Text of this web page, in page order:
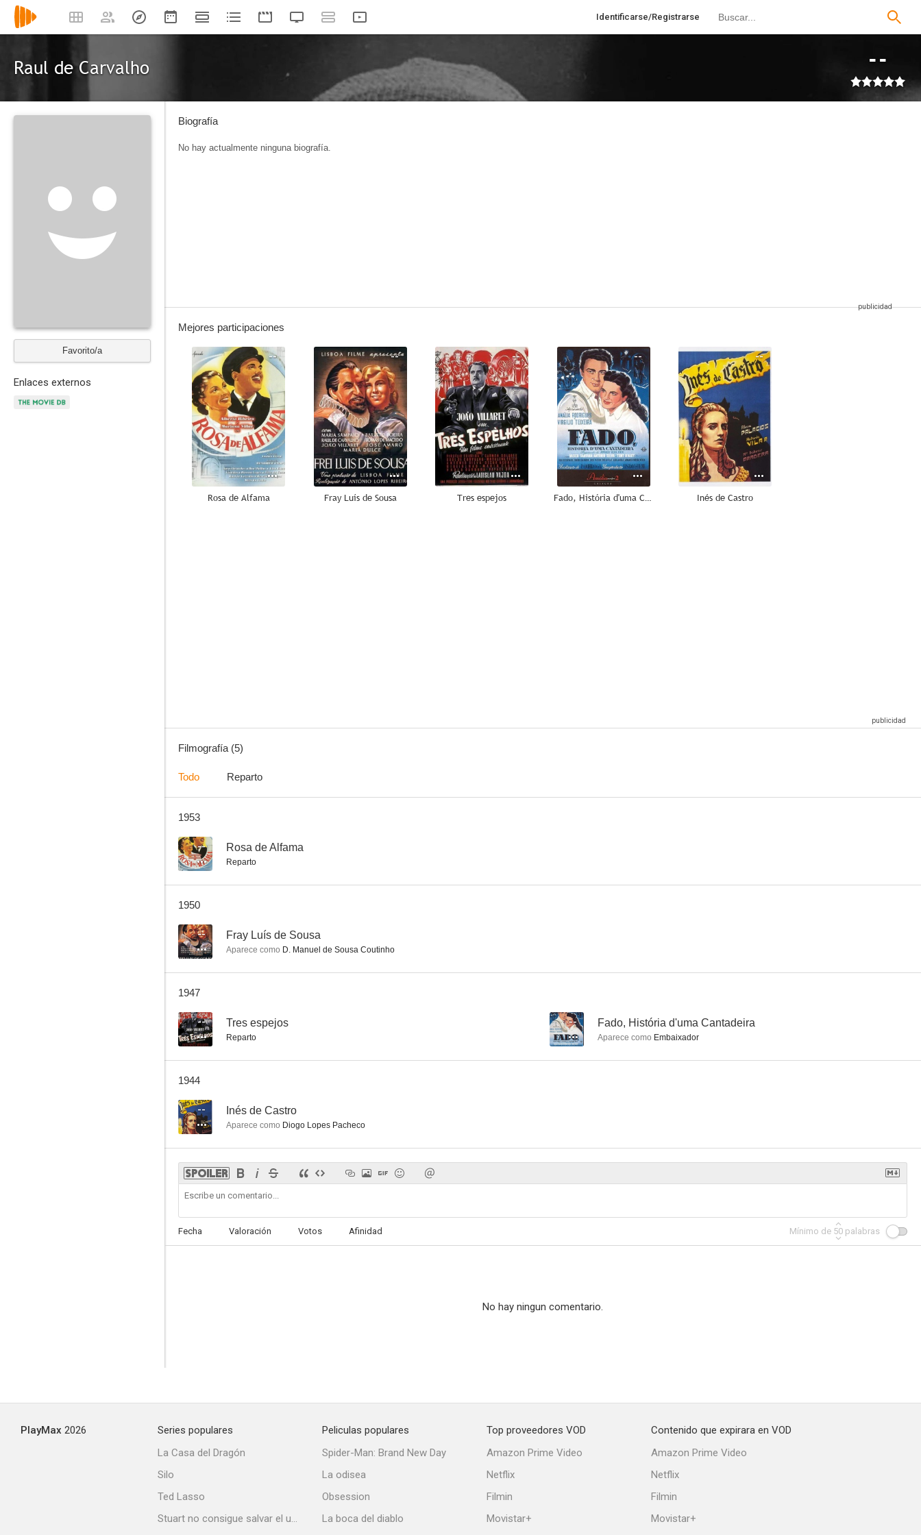
Identificarse/Registrarse
Raul de Carvalho --
Favorito/a
Enlaces externos
Biografía
No hay actualmente ninguna biografía.
Mejores participaciones
--
Rosa de Alfama
--
Fray Luís de Sousa
--
Tres espejos
--
Fado, História d'uma Cantadeira
--
Inés de Castro
Filmografía (5)
Todo Reparto
1953
-- Rosa de Alfama
Reparto
1950
-- Fray Luís de Sousa
Aparece como D. Manuel de Sousa Coutinho
1947
-- Tres espejos
Reparto
-- Fado, História d'uma Cantadeira
Aparece como Embaixador
1944
-- Inés de Castro
Aparece como Diogo Lopes Pacheco
Fecha Valoración Votos Afinidad Mínimo de 50 palabras
No hay ningun comentario.
PlayMax 2026
Series populares
La Casa del Dragón
Silo
Ted Lasso
Stuart no consigue salvar el universo
Peliculas populares
Spider-Man: Brand New Day
La odisea
Obsession
La boca del diablo
Top proveedores VOD
Amazon Prime Video
Netflix
Filmin
Movistar+
Contenido que expirara en VOD
Amazon Prime Video
Netflix
Filmin
Movistar+